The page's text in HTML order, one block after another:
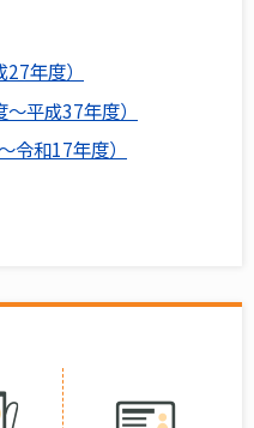
年度）
平成37年度）
令和17年度）